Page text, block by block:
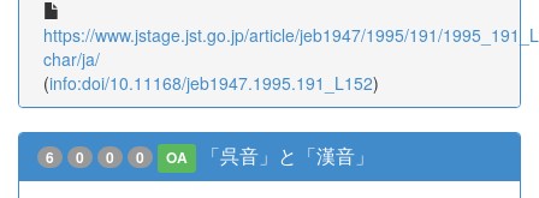
https://www.jstage.jst.go.jp/article/jeb1947/1995/191/
char/ja/
(info:doi/10.11168/jeb1947.1995.191_L152)
6 0 0 0 OA 「呉音」と「漢音」